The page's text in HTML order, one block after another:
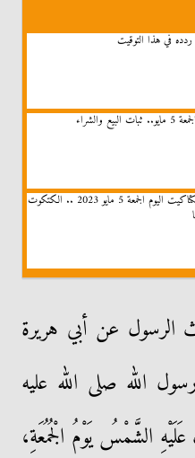
في هذا التوقيت
والشراء
أسعار الدواجن والكتاكيت اليوم الجمعة 5 مايو 2023 .. الكتكوت
الرسول عن أبي هريرة
الله صلى الله عليه
الشَّمْسُ يَوْمُ الْجُمُعَةِ،